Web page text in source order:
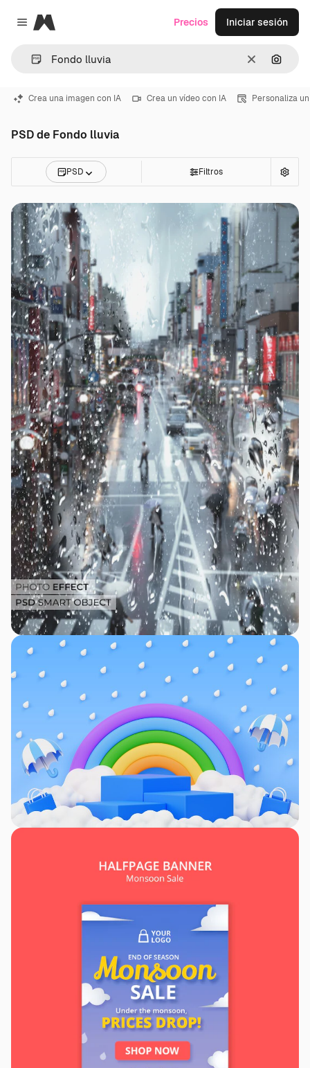
Close menu
Magnific
Borrar
Precios Iniciar sesión
Crea una imagen con IA Crea un vídeo con IA Personaliza
PSD de Fondo lluvia
PSD Filtros